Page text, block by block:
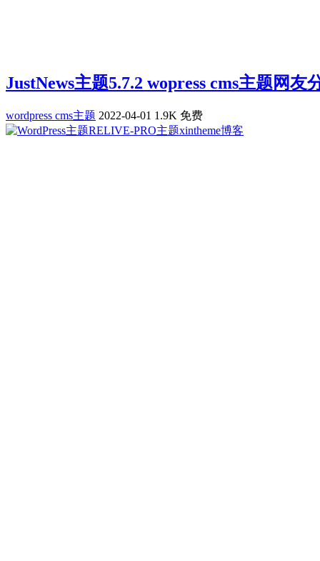
JustNews主题5.7.2 wopress cms主题网友
wordpress cms主题 2022-04-01 1.9K 免费